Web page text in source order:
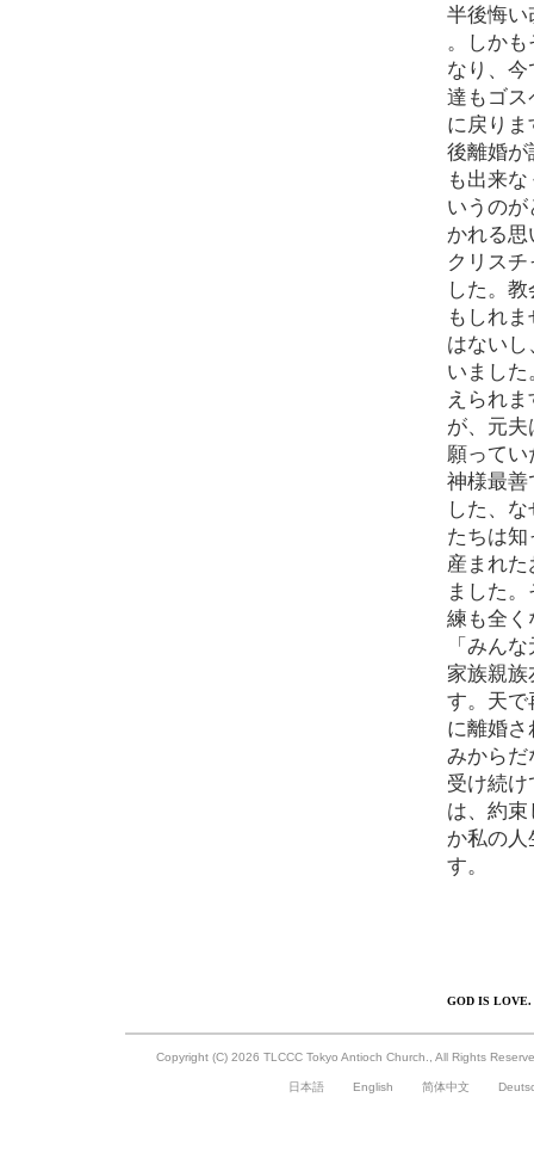
半後悔い
。しか
なり、
達もゴス
に戻り
後離婚が
も出来
いうの
かれる
クリス
した。
もしれ
はない
いまし
えられ
が、元
願って
神様最善
した、
たちは
産まれ
ました
練も全く
「みん
家族親
す。天で
に離婚
みからだ
受け続
は、約
か私の
す。
GOD IS LOVE.
Copyright (C) 2026 TLCCC Tokyo Antioch Church., All Rights
日本語 English 简体中文